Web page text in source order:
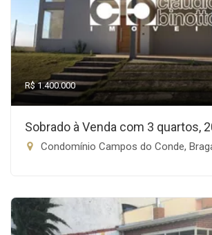
R$ 1.400.000
Sobrado à Venda com 3 quartos,
Condomínio Campos do Conde,